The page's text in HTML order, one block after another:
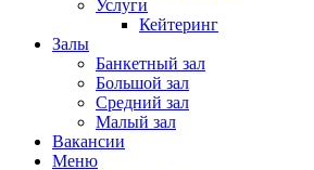
Услуги
Кейтеринг
Залы
Банкетный зал
Большой зал
Средний зал
Малый зал
Вакансии
Меню